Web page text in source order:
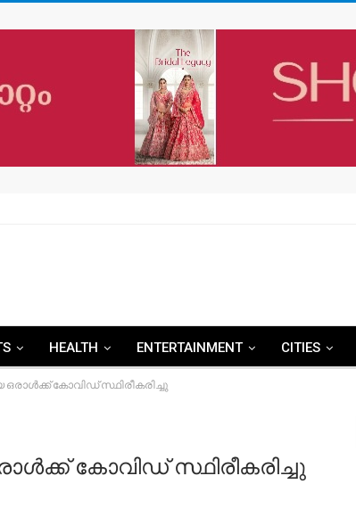
HEALTH ENTERTAINMENT CITIES
കോവിഡ് സ്ഥിരീകരിച്ചു
കോവിഡ് സ്ഥിരീകരിച്ചു